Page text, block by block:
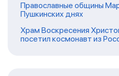
Православные общины
Пушкинских днях
Храм Воскресения
посетил космонавт из